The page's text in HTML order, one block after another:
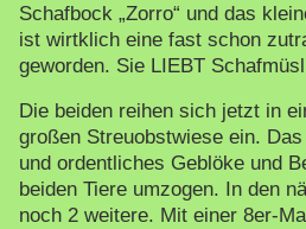
Schafbock „Zorro“ und das
ist wirtklich eine fast schon
geworden. Sie LIEBT
Die beiden reihen sich jetzt in
großen Streuobstwiese ein. Das
und ordentliches Geblöke und
beiden Tiere umzogen. In den
noch 2 weitere. Mit einer 8er-